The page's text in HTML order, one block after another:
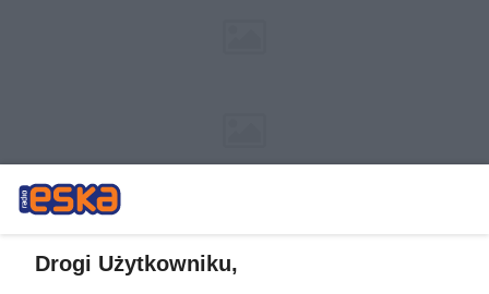
Drogi Użytkowniku,